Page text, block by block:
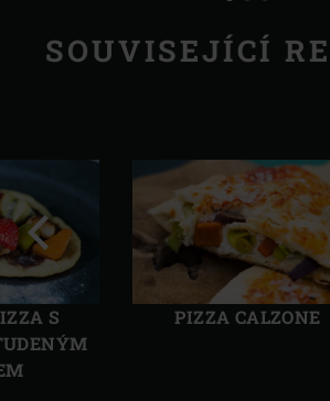
SOUVISEJÍCÍ
S
PIZZA CALZONE
Předchozí